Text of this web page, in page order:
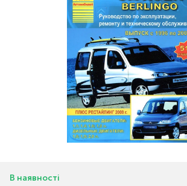
В наявності